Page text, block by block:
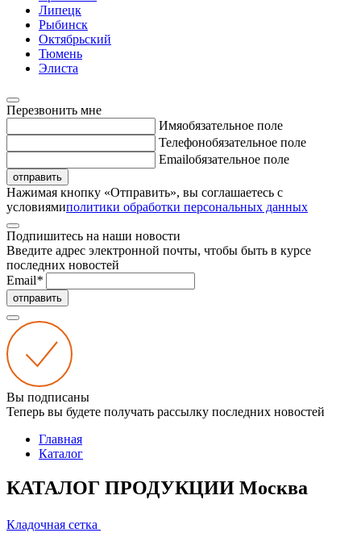
Липецк
Рыбинск
Октябрьский
Тюмень
Элиста
Перезвонить мне
Имяобязательное поле
Телефонобязательное поле
Emailобязательное поле
отправить
Нажимая кнопку «Отправить», вы соглашаетесь с
условиямиполитики обработки персональных данных
Подпишитесь на наши новости
Введите адрес электронной почты, чтобы быть в курсе
последних новостей
Email*
отправить
Вы подписаны
Теперь вы будете получать рассылку последних новостей
Главная
Каталог
КАТАЛОГ ПРОДУКЦИИ Москва
Кладочная сетка